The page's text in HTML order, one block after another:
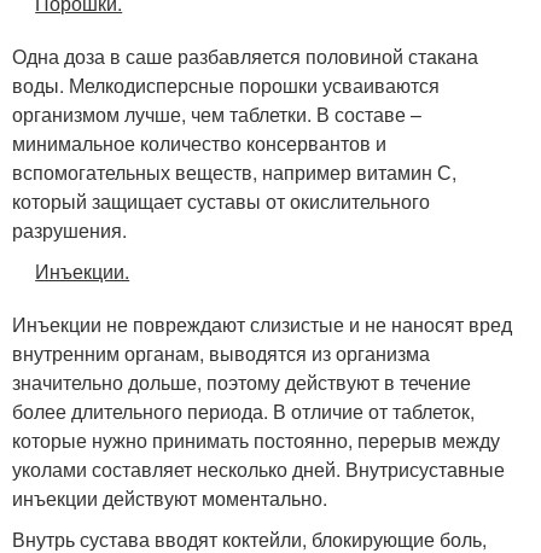
Одна доза в саше разбавляется половиной стакана
воды. Мелкодисперсные порошки усваиваются
организмом лучше, чем таблетки. В составе –
минимальное количество консервантов и
вспомогательных веществ, например витамин С,
который защищает суставы от окислительного
разрушения.
Инъекции.
Инъекции не повреждают слизистые и не наносят вред
внутренним органам, выводятся из организма
значительно дольше, поэтому действуют в течение
более длительного периода. В отличие от таблеток,
которые нужно принимать постоянно, перерыв между
уколами составляет несколько дней. Внутрисуставные
инъекции действуют моментально.
Внутрь сустава вводят коктейли, блокирующие боль,